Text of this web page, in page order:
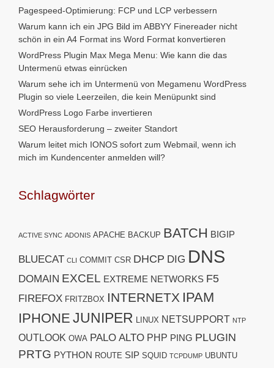
Pagespeed-Optimierung: FCP und LCP verbessern
Warum kann ich ein JPG Bild im ABBYY Finereader nicht
schön in ein A4 Format ins Word Format konvertieren
WordPress Plugin Max Mega Menu: Wie kann die das
Untermenü etwas einrücken
Warum sehe ich im Untermenü von Megamenu WordPress
Plugin so viele Leerzeilen, die kein Menüpunkt sind
WordPress Logo Farbe invertieren
SEO Herausforderung – zweiter Standort
Warum leitet mich IONOS sofort zum Webmail, wenn ich
mich im Kundencenter anmelden will?
Schlagwörter
ACTIVE SYNC ADONIS APACHE BACKUP BATCH BIGIP
BLUECAT CLI COMMIT CSR DHCP DIG DNS
DOMAIN EXCEL EXTREME NETWORKS F5
FIREFOX FRITZBOX INTERNETX IPAM
IPHONE JUNIPER LINUX NETSUPPORT NTP
OUTLOOK OWA PALO ALTO PHP PING PLUGIN
PRTG PYTHON ROUTE SIP SQUID TCPDUMP UBUNTU